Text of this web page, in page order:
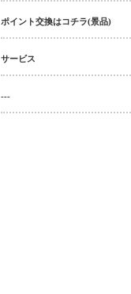
ポイント交換はコチラ(景品)
サービス
---